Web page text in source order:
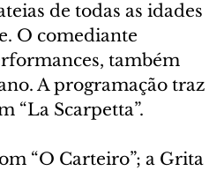
de todas as idades
O comediante
também
A programação traz
“La Scarpetta”.
“O Carteiro”; a Grita